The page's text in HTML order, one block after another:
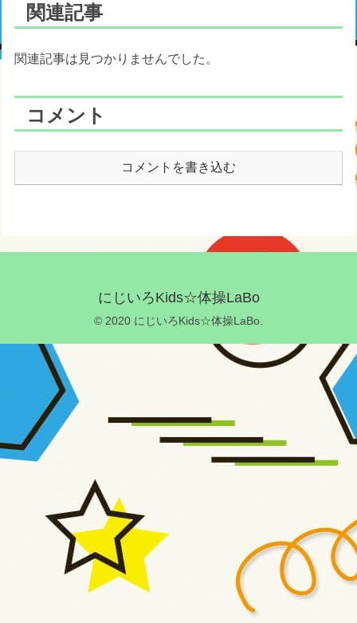
関連記事
関連記事は見つかりませんでした。
コメント
コメントを書き込む
にじいろKids☆体操LaBo
© 2020 にじいろKids☆体操LaBo.